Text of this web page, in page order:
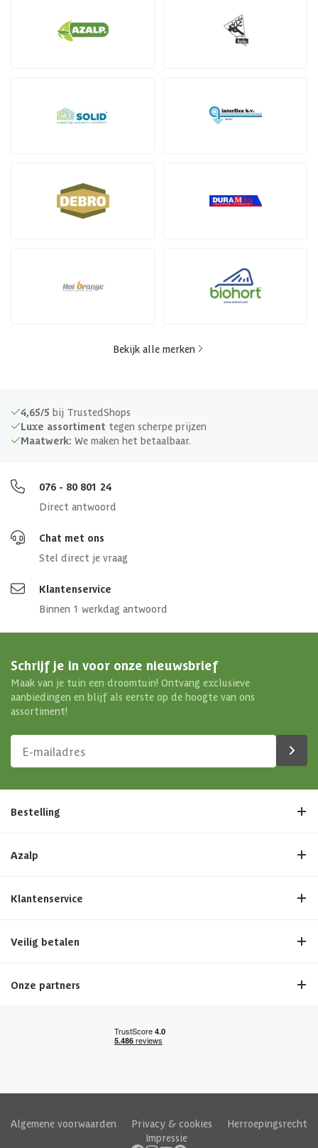
Bekijk alle merken
4,65/5 bij TrustedShops
Luxe assortiment tegen scherpe prijzen
Maatwerk: We maken het betaalbaar.
076 - 80 801 24
Direct antwoord
Chat met ons
Stel direct je vraag
Klantenservice
Binnen 1 werkdag antwoord
Schrijf je in voor onze nieuwsbrief
Maak van je tuin een droomtuin! Ontvang exclusieve
aanbiedingen en blijf als eerste op de hoogte van ons
assortiment!
Bestelling
Azalp
Klantenservice
Veilig betalen
Onze partners
Algemene voorwaarden Privacy & cookies
Herroepingsrecht
Impressie